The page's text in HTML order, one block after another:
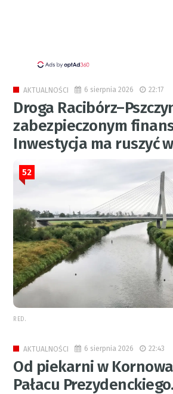
AKTUALNOŚCI 6 sierpnia 2026 22:17
Droga
zabezpieczonym
Inwestycja ma ruszyć
52
RED.
AKTUALNOŚCI 6 sierpnia 2026 22:43
Od piekarni w
Pałacu